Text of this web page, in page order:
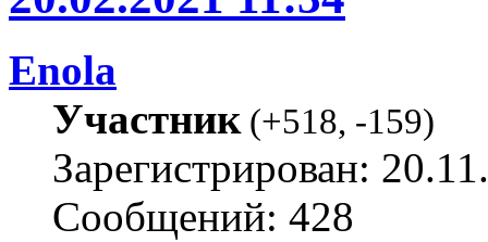
Enola
Участник(+518, -159)
Зарегистрирован:
Сообщений: 428